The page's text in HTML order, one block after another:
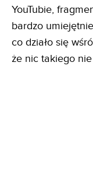
YouTubie,
bardzo
co działo się
że nic takiego